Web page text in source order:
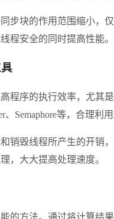
步块的作用范围缩小，
程安全的同时提高性能。
程序的执行效率，尤其
、Semaphore等，合理利
销毁线程所产生的开销
，大大提高处理速度。